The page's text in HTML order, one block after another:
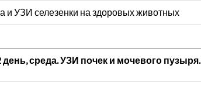
и УЗИ селезенки на здоровых животных
день, среда. УЗИ почек и мочевого пузыря.